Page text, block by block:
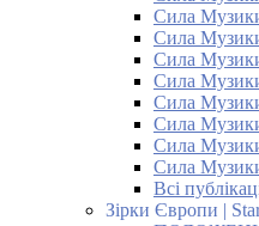
Сила
Сила
Сила
Сила
Сила
Сила
Сила
Сила
Всі
Зірки Європи |